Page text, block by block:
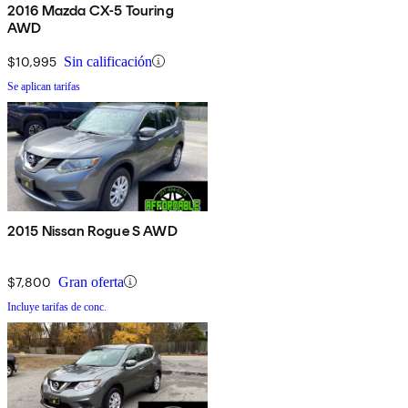
2016 Mazda CX-5 Touring
AWD
$10,995 Sin calificación
Se aplican tarifas
2015 Nissan Rogue S AWD
$7,800 Gran oferta
Incluye tarifas de conc.